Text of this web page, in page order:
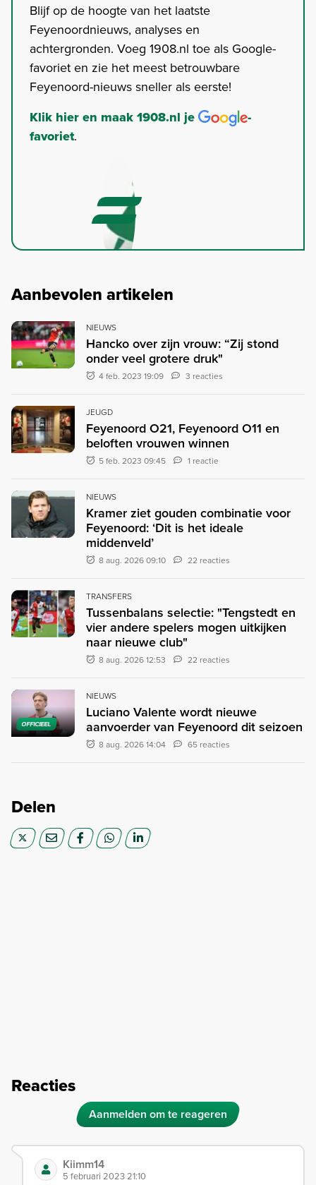
Blijf op de hoogte van het laatste
Feyenoordnieuws, analyses en
achtergronden. Voeg 1908.nl toe als Google-
favoriet en zie het meest betrouwbare
Feyenoord-nieuws sneller als eerste!
Klik hier en maak 1908.nl je
-
favoriet.
Aanbevolen artikelen
NIEUWS
Hancko over zijn vrouw: “Zij stond
onder veel grotere druk"
4 feb. 2023 19:09 3 reacties
JEUGD
Feyenoord O21, Feyenoord O11 en
beloften vrouwen winnen
5 feb. 2023 09:45 1 reactie
NIEUWS
Kramer ziet gouden combinatie voor
Feyenoord: ‘Dit is het ideale
middenveld’
8 aug. 2026 09:10 22 reacties
TRANSFERS
Tussenbalans selectie: "Tengstedt en
vier andere spelers mogen uitkijken
naar nieuwe club"
8 aug. 2026 12:53 22 reacties
OFFICIEEL
NIEUWS
Luciano Valente wordt nieuwe
aanvoerder van Feyenoord dit seizoen
8 aug. 2026 14:04 65 reacties
Delen
Reacties
Aanmelden om te reageren
Kiimm14
5 februari 2023 21:10